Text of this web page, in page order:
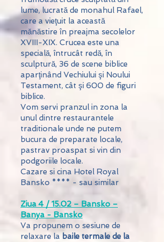
lume, lucrată de monahul Rafael,
care a vieţuit la această
mănăstire în preajma secolelor
XVIII-XIX. Crucea este una
specială, întrucât redă, în
sculptură, 36 de scene biblice
aparţinând Vechiului şi Noului
Testament, cât şi 600 de figuri
biblice.
Vom servi pranzul in zona la
unul dintre restaurantele
traditionale unde ne putem
bucura de preparate locale,
pastrav proaspat si vin din
podgoriile locale.
Cazare si cina Hotel Royal
Bansko **** - sau similar
Ziua 4 / 15.02 – Bansko –
Banya - Bansko
Va propunem o sesiune de
relaxare la baile termale de la